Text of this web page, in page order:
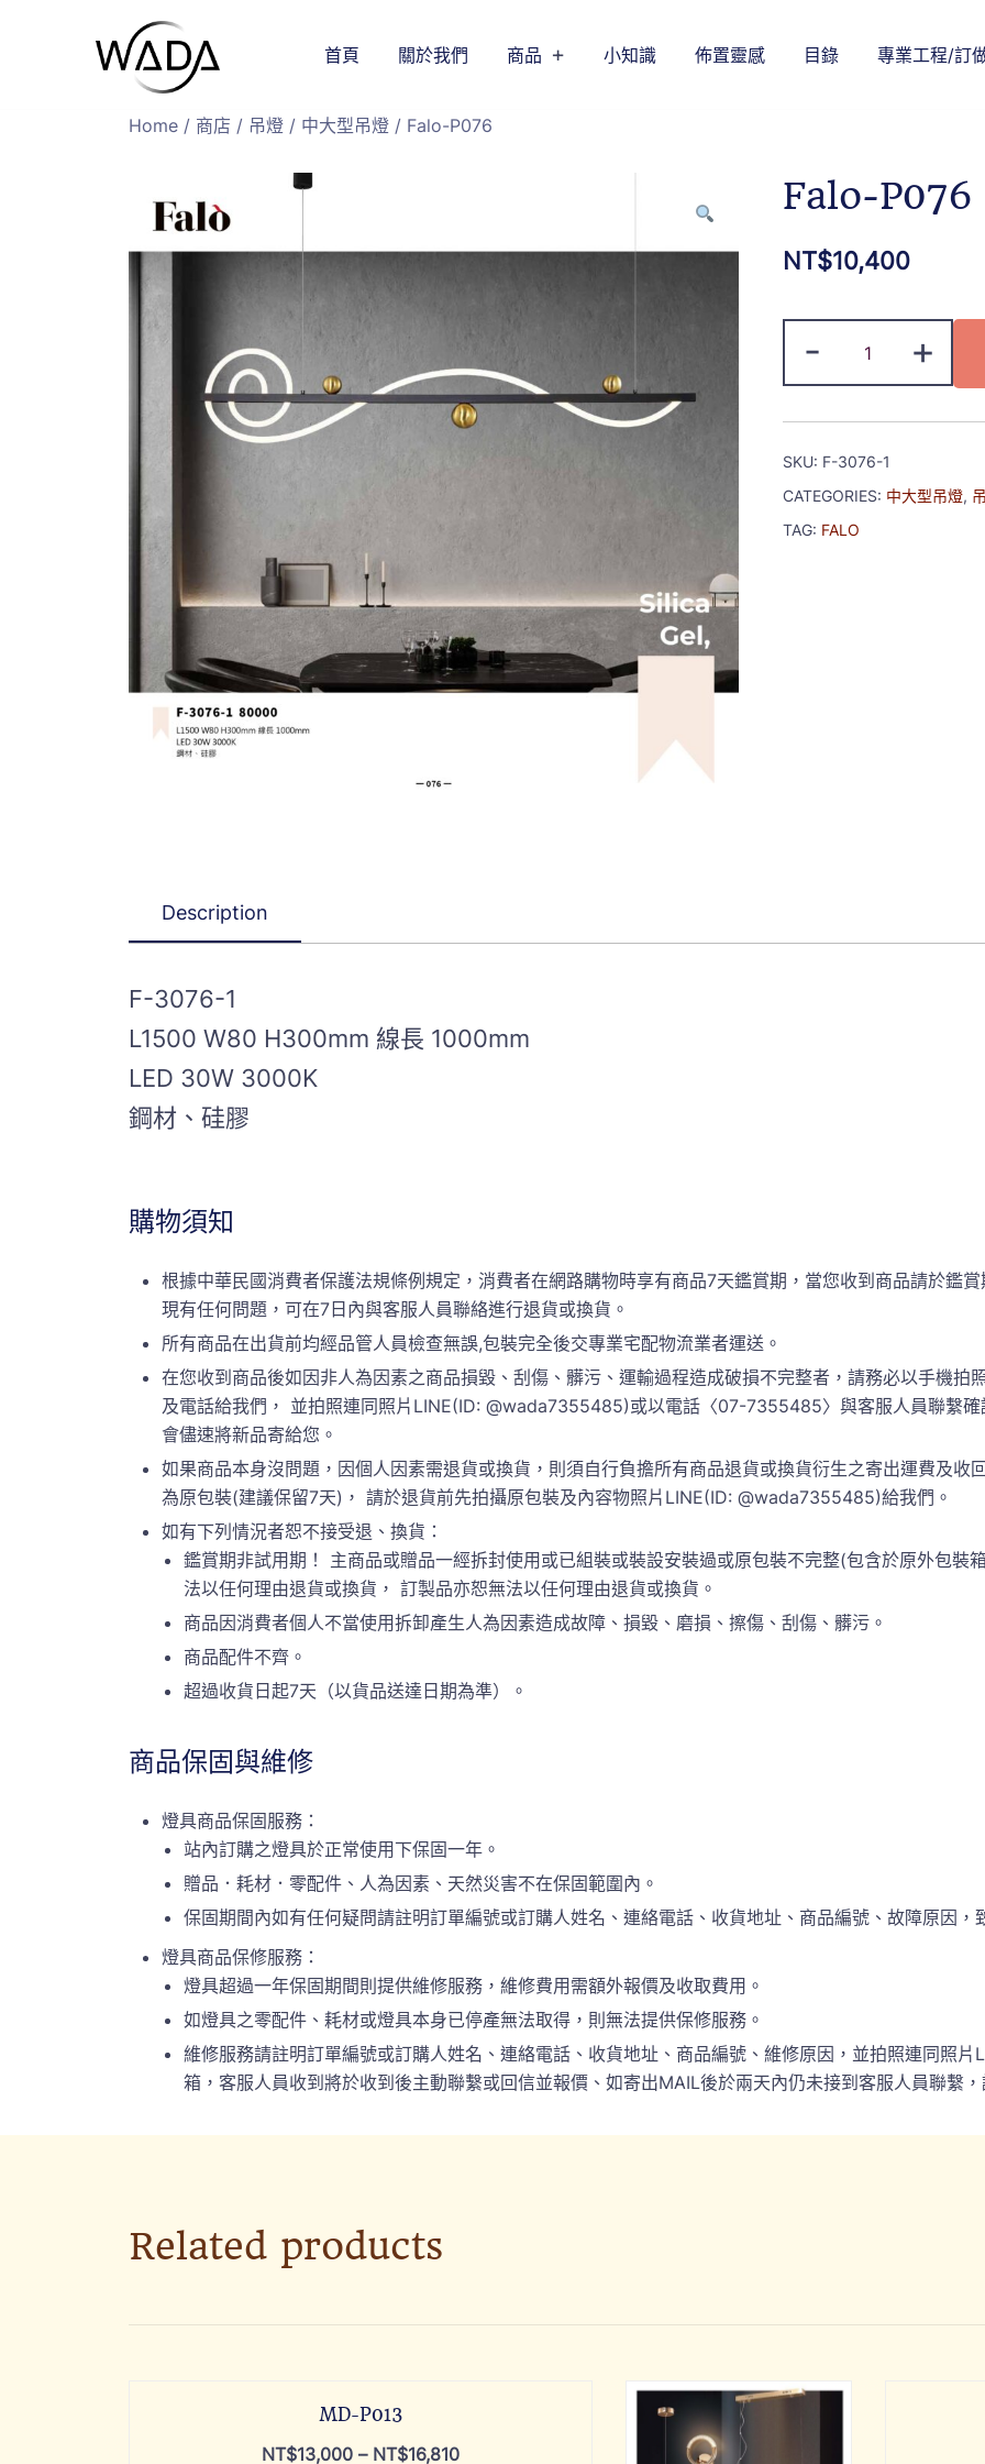
緯達燈飾
緯達燈飾企業行
首頁 關於我們 商品 小知識 佈置靈感 目錄 專業工程/訂
Home / 商店 / 吊燈 / 中大型吊燈 / Falo-P076
Falo-P076
NT$10,400
- +
SKU: F-3076-1
CATEGORIES: 中大型吊燈,
TAG: FALO
Description
F-3076-1
L1500 W80 H300mm 線長 1000mm
LED 30W 3000K
鋼材、硅膠
購物須知
根據中華民國消費者保護法規條例規定，消費者在網路購物時享有商品7天鑑賞期，當您收到商品請於鑑
現有任何問題，可在7日內與客服人員聯絡進行退貨或換貨。
所有商品在出貨前均經品管人員檢查無誤,包裝完全後交專業宅配物流業者運送。
在您收到商品後如因非人為因素之商品損毀、刮傷、髒污、運輸過程造成破損不完整者，請務必以手機拍
及電話給我們， 並拍照連同照片LINE(ID: @wada7355485)或以電話〈07-7355485〉與客服人員聯繫
會儘速將新品寄給您。
如果商品本身沒問題，因個人因素需退貨或換貨，則須自行負擔所有商品退貨或換貨衍生之寄出運費及收
為原包裝(建議保留7天)， 請於退貨前先拍攝原包裝及內容物照片LINE(ID: @wada7355485)給我們。
如有下列情況者恕不接受退、換貨：
鑑賞期非試用期！ 主商品或贈品一經拆封使用或已組裝或裝設安裝過或原包裝不完整(包含於原外包裝
法以任何理由退貨或換貨， 訂製品亦恕無法以任何理由退貨或換貨。
商品因消費者個人不當使用拆卸產生人為因素造成故障、損毀、磨損、擦傷、刮傷、髒污。
商品配件不齊。
超過收貨日起7天（以貨品送達日期為準）。
商品保固與維修
燈具商品保固服務：
站內訂購之燈具於正常使用下保固一年。
贈品．耗材．零配件、人為因素、天然災害不在保固範圍內。
保固期間內如有任何疑問請註明訂單編號或訂購人姓名、連絡電話、收貨地址、商品編號、故障原因
燈具商品保修服務：
燈具超過一年保固期間則提供維修服務，維修費用需額外報價及收取費用。
如燈具之零配件、耗材或燈具本身已停產無法取得，則無法提供保修服務。
維修服務請註明訂單編號或訂購人姓名、連絡電話、收貨地址、商品編號、維修原因，並拍照連同照
箱，客服人員收到將於收到後主動聯繫或回信並報價、如寄出MAIL後於兩天內仍未接到客服人員聯繫，
Related products
MD-P013
NT$13,000 – NT$16,810